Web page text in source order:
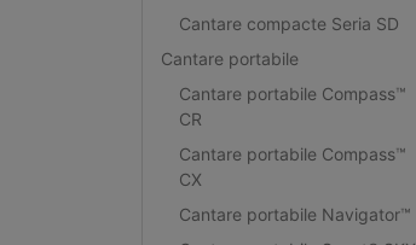
Cantare compacte Seria SD
Cantare portabile
Cantare portabile Compass™
CR
Cantare portabile Compass™
CX
Cantare portabile Navigator™